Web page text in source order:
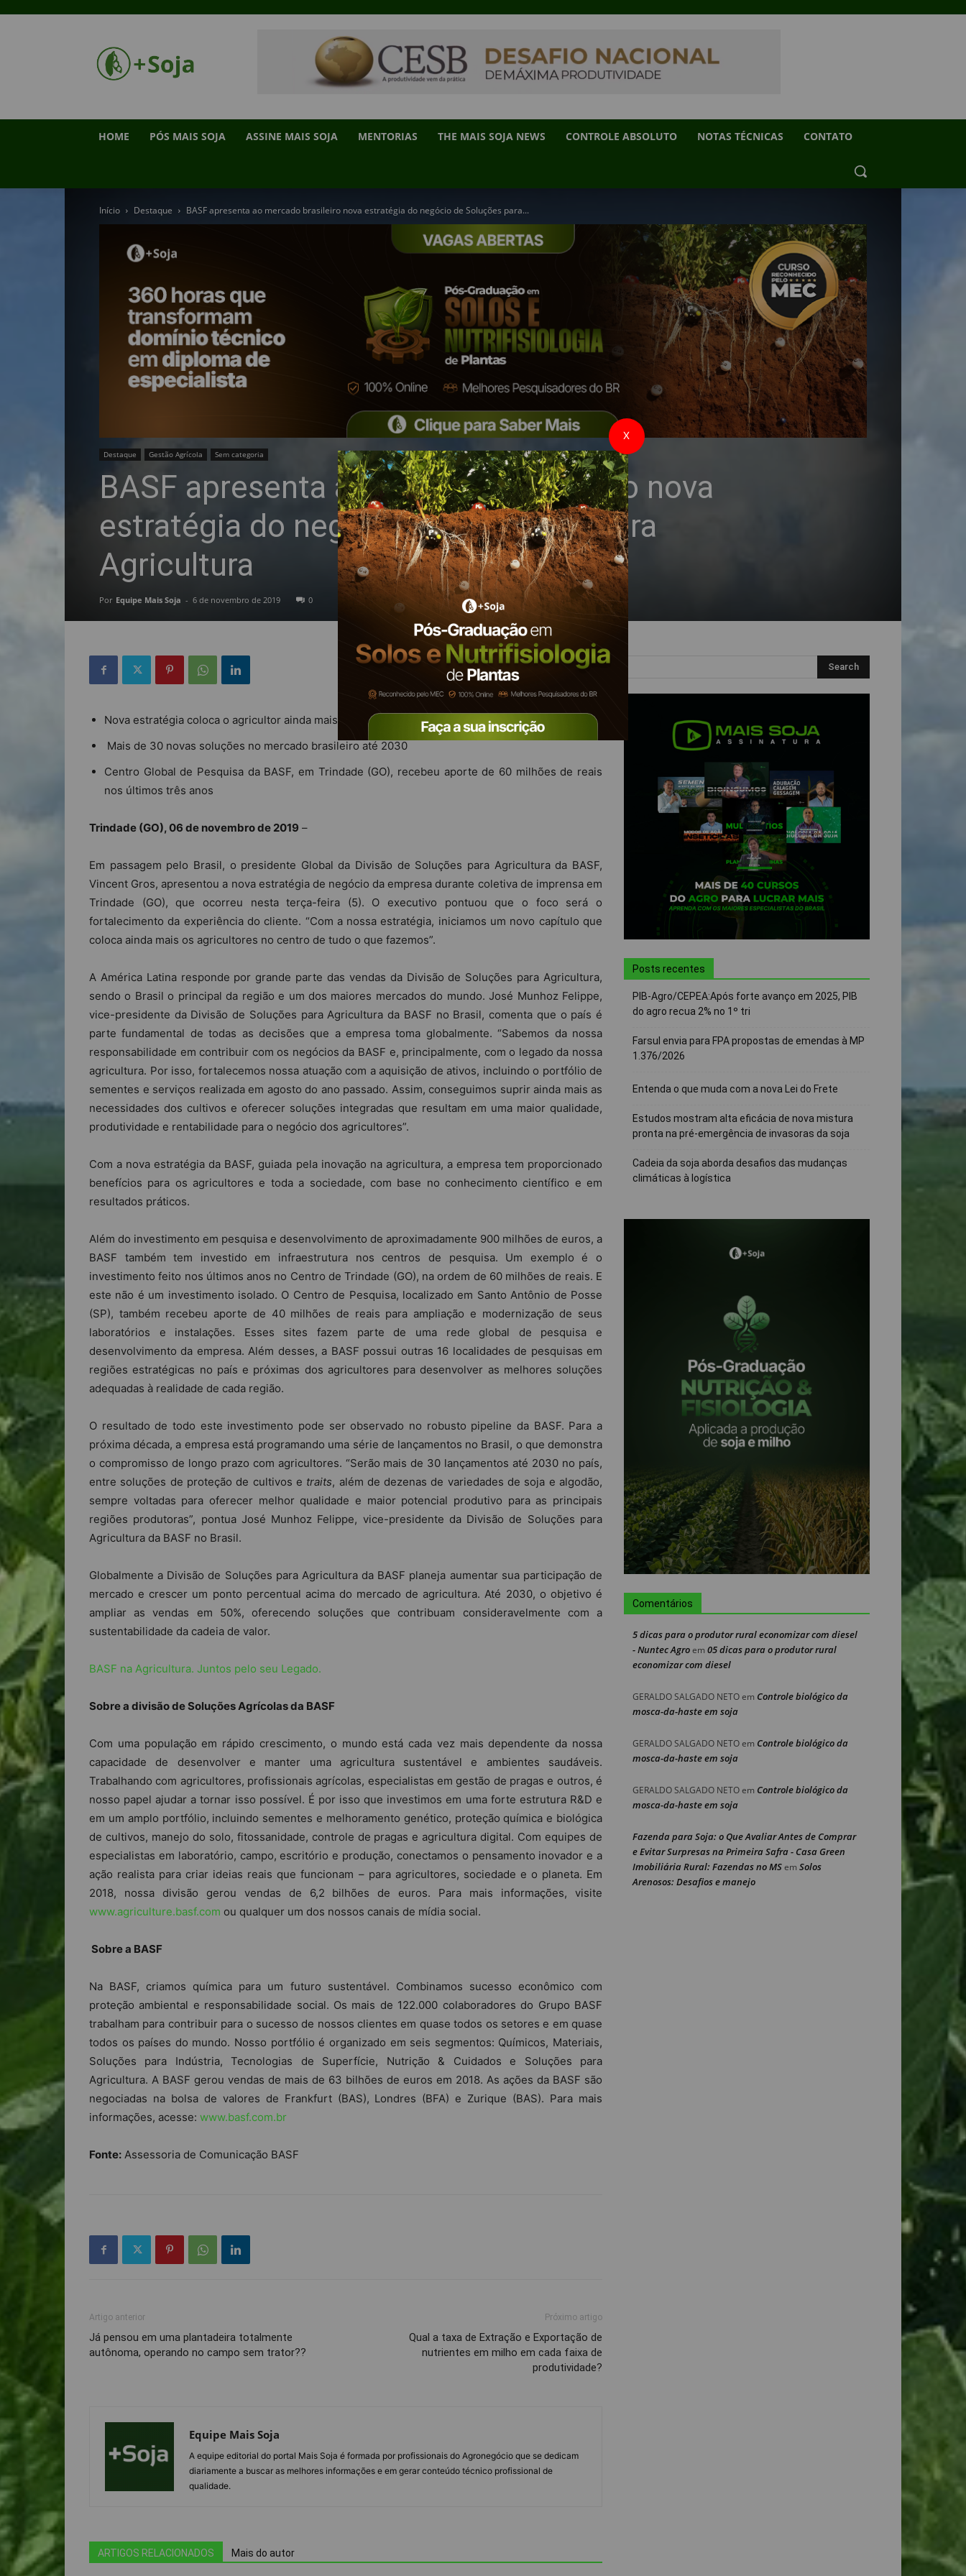
HOME PÓS MAIS SOJA ASSINE MAIS SOJA MENTORIAS THE MAIS SOJA NEWS CONTROLE ABSOLUTO NOTAS TÉCNICAS CONTATO
Início Destaque BASF apresenta ao mercado brasileiro nova estratégia do negócio de Soluções para...
Destaque Gestão Agrícola Sem categoria
BASF apresenta ao mercado brasileiro nova
estratégia do negócio de Soluções para
Agricultura
Por Equipe Mais Soja - 6 de novembro de 2019 0
Nova estratégia coloca o agricultor ainda mais perto e no centro do negócio da BASF
Mais de 30 novas soluções no mercado brasileiro até 2030
Centro Global de Pesquisa da BASF, em Trindade (GO), recebeu aporte de 60 milhões de reais
nos últimos três anos
Trindade (GO), 06 de novembro de 2019 –
Em passagem pelo Brasil, o presidente Global da Divisão de Soluções para Agricultura da BASF,
Vincent Gros, apresentou a nova estratégia de negócio da empresa durante coletiva de imprensa em
Trindade (GO), que ocorreu nesta terça-feira (5). O executivo pontuou que o foco será o
fortalecimento da experiência do cliente. “Com a nossa estratégia, iniciamos um novo capítulo que
coloca ainda mais os agricultores no centro de tudo o que fazemos”.
A América Latina responde por grande parte das vendas da Divisão de Soluções para Agricultura,
sendo o Brasil o principal da região e um dos maiores mercados do mundo. José Munhoz Felippe,
vice-presidente da Divisão de Soluções para Agricultura da BASF no Brasil, comenta que o país é
parte fundamental de todas as decisões que a empresa toma globalmente. “Sabemos da nossa
responsabilidade em contribuir com os negócios da BASF e, principalmente, com o legado da nossa
agricultura. Por isso, fortalecemos nossa atuação com a aquisição de ativos, incluindo o portfólio de
sementes e serviços realizada em agosto do ano passado. Assim, conseguimos suprir ainda mais as
necessidades dos cultivos e oferecer soluções integradas que resultam em uma maior qualidade,
produtividade e rentabilidade para o negócio dos agricultores”.
Com a nova estratégia da BASF, guiada pela inovação na agricultura, a empresa tem proporcionado
benefícios para os agricultores e toda a sociedade, com base no conhecimento científico e em
resultados práticos.
Além do investimento em pesquisa e desenvolvimento de aproximadamente 900 milhões de euros, a
BASF também tem investido em infraestrutura nos centros de pesquisa. Um exemplo é o
investimento feito nos últimos anos no Centro de Trindade (GO), na ordem de 60 milhões de reais. E
este não é um investimento isolado. O Centro de Pesquisa, localizado em Santo Antônio de Posse
(SP), também recebeu aporte de 40 milhões de reais para ampliação e modernização de seus
laboratórios e instalações. Esses sites fazem parte de uma rede global de pesquisa e
desenvolvimento da empresa. Além desses, a BASF possui outras 16 localidades de pesquisas em
regiões estratégicas no país e próximas dos agricultores para desenvolver as melhores soluções
adequadas à realidade de cada região.
O resultado de todo este investimento pode ser observado no robusto pipeline da BASF. Para a
próxima década, a empresa está programando uma série de lançamentos no Brasil, o que demonstra
o compromisso de longo prazo com agricultores. “Serão mais de 30 lançamentos até 2030 no país,
entre soluções de proteção de cultivos e traits, além de dezenas de variedades de soja e algodão,
sempre voltadas para oferecer melhor qualidade e maior potencial produtivo para as principais
regiões produtoras”, pontua José Munhoz Felippe, vice-presidente da Divisão de Soluções para
Agricultura da BASF no Brasil.
Globalmente a Divisão de Soluções para Agricultura da BASF planeja aumentar sua participação de
mercado e crescer um ponto percentual acima do mercado de agricultura. Até 2030, o objetivo é
ampliar as vendas em 50%, oferecendo soluções que contribuam consideravelmente com a
sustentabilidade da cadeia de valor.
BASF na Agricultura. Juntos pelo seu Legado.
Sobre a divisão de Soluções Agrícolas da BASF
Com uma população em rápido crescimento, o mundo está cada vez mais dependente da nossa
capacidade de desenvolver e manter uma agricultura sustentável e ambientes saudáveis.
Trabalhando com agricultores, profissionais agrícolas, especialistas em gestão de pragas e outros, é
nosso papel ajudar a tornar isso possível. É por isso que investimos em uma forte estrutura R&D e
em um amplo portfólio, incluindo sementes e melhoramento genético, proteção química e biológica
de cultivos, manejo do solo, fitossanidade, controle de pragas e agricultura digital. Com equipes de
especialistas em laboratório, campo, escritório e produção, conectamos o pensamento inovador e a
ação realista para criar ideias reais que funcionam – para agricultores, sociedade e o planeta. Em
2018, nossa divisão gerou vendas de 6,2 bilhões de euros. Para mais informações, visite
www.agriculture.basf.com ou qualquer um dos nossos canais de mídia social.
Sobre a BASF
Na BASF, criamos química para um futuro sustentável. Combinamos sucesso econômico com
proteção ambiental e responsabilidade social. Os mais de 122.000 colaboradores do Grupo BASF
trabalham para contribuir para o sucesso de nossos clientes em quase todos os setores e em quase
todos os países do mundo. Nosso portfólio é organizado em seis segmentos: Químicos, Materiais,
Soluções para Indústria, Tecnologias de Superfície, Nutrição & Cuidados e Soluções para
Agricultura. A BASF gerou vendas de mais de 63 bilhões de euros em 2018. As ações da BASF são
negociadas na bolsa de valores de Frankfurt (BAS), Londres (BFA) e Zurique (BAS). Para mais
informações, acesse: www.basf.com.br
Fonte: Assessoria de Comunicação BASF
Artigo anterior
Já pensou em uma plantadeira totalmente
autônoma, operando no campo sem trator??
Próximo artigo
Qual a taxa de Extração e Exportação de
nutrientes em milho em cada faixa de
produtividade?
Equipe Mais Soja
A equipe editorial do portal Mais Soja é formada por profissionais do Agronegócio que se dedicam
diariamente a buscar as melhores informações e em gerar conteúdo técnico profissional de
qualidade.
ARTIGOS RELACIONADOS Mais do autor
Posts recentes
PIB-Agro/CEPEA:Após forte avanço em 2025, PIB
do agro recua 2% no 1º tri
Farsul envia para FPA propostas de emendas à MP
1.376/2026
Entenda o que muda com a nova Lei do Frete
Estudos mostram alta eficácia de nova mistura
pronta na pré-emergência de invasoras da soja
Cadeia da soja aborda desafios das mudanças
climáticas à logística
Comentários
5 dicas para o produtor rural economizar com diesel
- Nuntec Agroem 05 dicas para o produtor rural
economizar com diesel
GERALDO SALGADO NETOem Controle biológico da
mosca-da-haste em soja
GERALDO SALGADO NETOem Controle biológico da
mosca-da-haste em soja
GERALDO SALGADO NETOem Controle biológico da
mosca-da-haste em soja
Fazenda para Soja: o Que Avaliar Antes de Comprar
e Evitar Surpresas na Primeira Safra - Casa Green
Imobiliária Rural: Fazendas no MSem Solos
Arenosos: Desafios e manejo
X